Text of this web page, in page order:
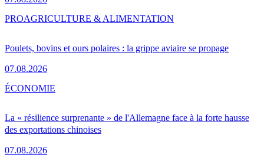
Poulets, bovins et ours polaires : la grippe aviaire se propage
07.08.2026
PROAGRICULTURE & ALIMENTATION
La « résilience surprenante » de l'Allemagne face à la forte hausse
des exportations chinoises
07.08.2026
ÉCONOMIE